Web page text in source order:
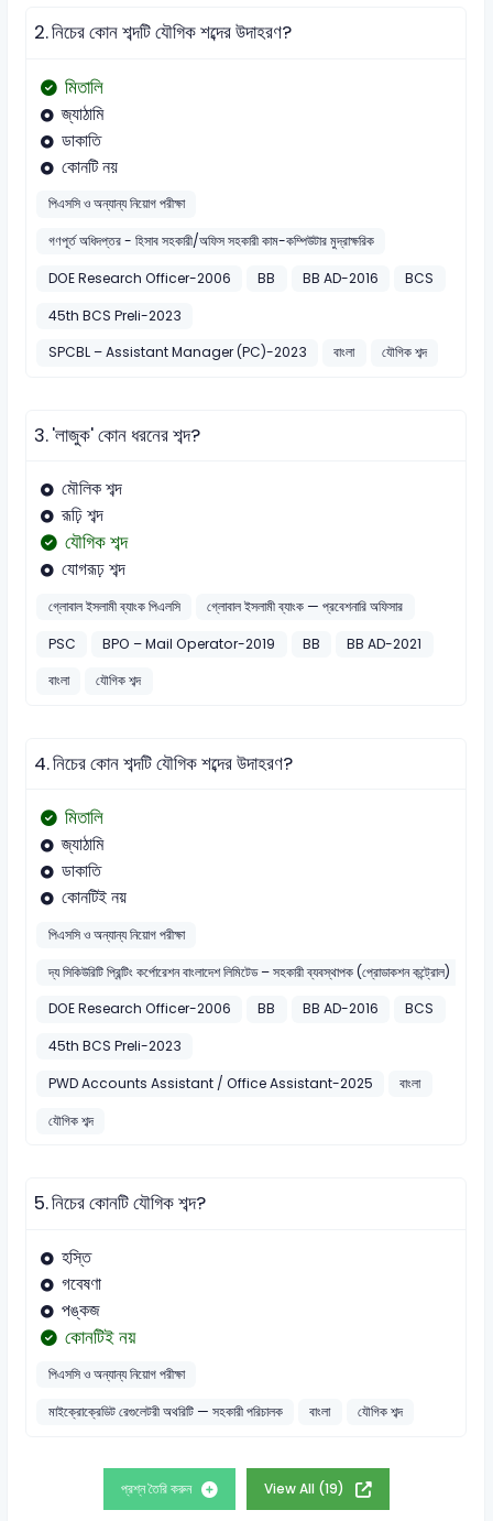
2.নিচের কোন শব্দটি যৌগিক শব্দের উদাহরণ?
মিতালি
জ্যাঠামি
ডাকাতি
কোনটি নয়
পিএসসি ও অন্যান্য নিয়োগ পরীক্ষা
গণপূর্ত অধিদপ্তর - হিসাব সহকারী/অফিস সহকারী কাম-কম্পিউটার মুদ্রাক্ষরিক
DOE Research Officer-2006
BB BB AD-2016
BCS
45th BCS Preli-2023
SPCBL – Assistant Manager (PC)-2023
বাংলা যৌগিক শব্দ
3.'লাজুক' কোন ধরনের শব্দ?
মৌলিক শব্দ
রূঢ়ি শব্দ
যৌগিক শব্দ
যোগরূঢ় শব্দ
গ্লোবাল ইসলামী ব্যাংক পিএলসি
গ্লোবাল ইসলামী ব্যাংক — প্রবেশনারি অফিসার
PSC
BPO – Mail Operator-2019 BB
BB AD-2021
বাংলা
যৌগিক শব্দ
4.নিচের কোন শব্দটি যৌগিক শব্দের উদাহরণ?
মিতালি
জ্যাঠামি
ডাকাতি
কোনটিই নয়
পিএসসি ও অন্যান্য নিয়োগ পরীক্ষা
দ্য সিকিউরিটি প্রিন্টিং কর্পোরেশন বাংলাদেশ লিমিটেড – সহকারী ব্যবস্থাপক (প্রোডাকশন কন্ট্রোল)
DOE Research Officer-2006
BB BB AD-2016
BCS
45th BCS Preli-2023
PWD Accounts Assistant / Office Assistant-2025
বাংলা
যৌগিক শব্দ
5.নিচের কোনটি যৌগিক শব্দ?
হস্তি
গবেষণা
পঙ্কজ
কোনটিই নয়
পিএসসি ও অন্যান্য নিয়োগ পরীক্ষা
মাইক্রোক্রেডিট রেগুলেটরী অথরিটি — সহকারী পরিচালক
বাংলা যৌগিক শব্দ
প্রশ্ন তৈরি করুন View All (19)